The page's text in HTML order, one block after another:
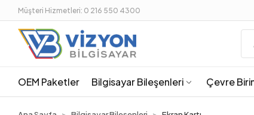
Müşteri Hizmetleri: 0 216 550 4300
OEM Paketler Bilgisayar Bileşenleri Çevre